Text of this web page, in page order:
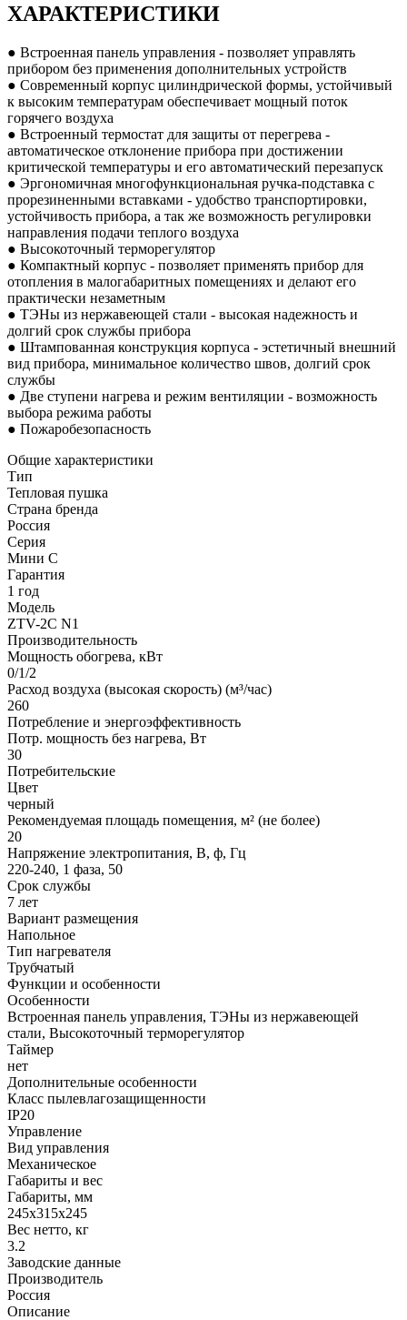
ХАРАКТЕРИСТИКИ
● Встроенная панель управления - позволяет управлять
прибором без применения дополнительных устройств
● Современный корпус цилиндрической формы, устойчивый
к высоким температурам обеспечивает мощный поток
горячего воздуха
● Встроенный термостат для защиты от перегрева -
автоматическое отклонение прибора при достижении
критической температуры и его автоматический перезапуск
● Эргономичная многофункциональная ручка-подставка с
прорезиненными вставками - удобство транспортировки,
устойчивость прибора, а так же возможность регулировки
направления подачи теплого воздуха
● Высокоточный терморегулятор
● Компактный корпус - позволяет применять прибор для
отопления в малогабаритных помещениях и делают его
практически незаметным
● ТЭНы из нержавеющей стали - высокая надежность и
долгий срок службы прибора
● Штампованная конструкция корпуса - эстетичный внешний
вид прибора, минимальное количество швов, долгий срок
службы
● Две ступени нагрева и режим вентиляции - возможность
выбора режима работы
● Пожаробезопасность
Общие характеристики
Тип
Тепловая пушка
Страна бренда
Россия
Серия
Мини С
Гарантия
1 год
Модель
ZTV-2С N1
Производительность
Мощность обогрева, кВт
0/1/2
Расход воздуха (высокая скорость) (м³/час)
260
Потребление и энергоэффективность
Потр. мощность без нагрева, Вт
30
Потребительские
Цвет
черный
Рекомендуемая площадь помещения, м² (не более)
20
Напряжение электропитания, В, ф, Гц
220-240, 1 фаза, 50
Срок службы
7 лет
Вариант размещения
Напольное
Тип нагревателя
Трубчатый
Функции и особенности
Особенности
Встроенная панель управления, ТЭНы из нержавеющей
стали, Высокоточный терморегулятор
Таймер
нет
Дополнительные особенности
Класс пылевлагозащищенности
IP20
Управление
Вид управления
Механическое
Габариты и вес
Габариты, мм
245х315х245
Вес нетто, кг
3.2
Заводские данные
Производитель
Россия
Описание